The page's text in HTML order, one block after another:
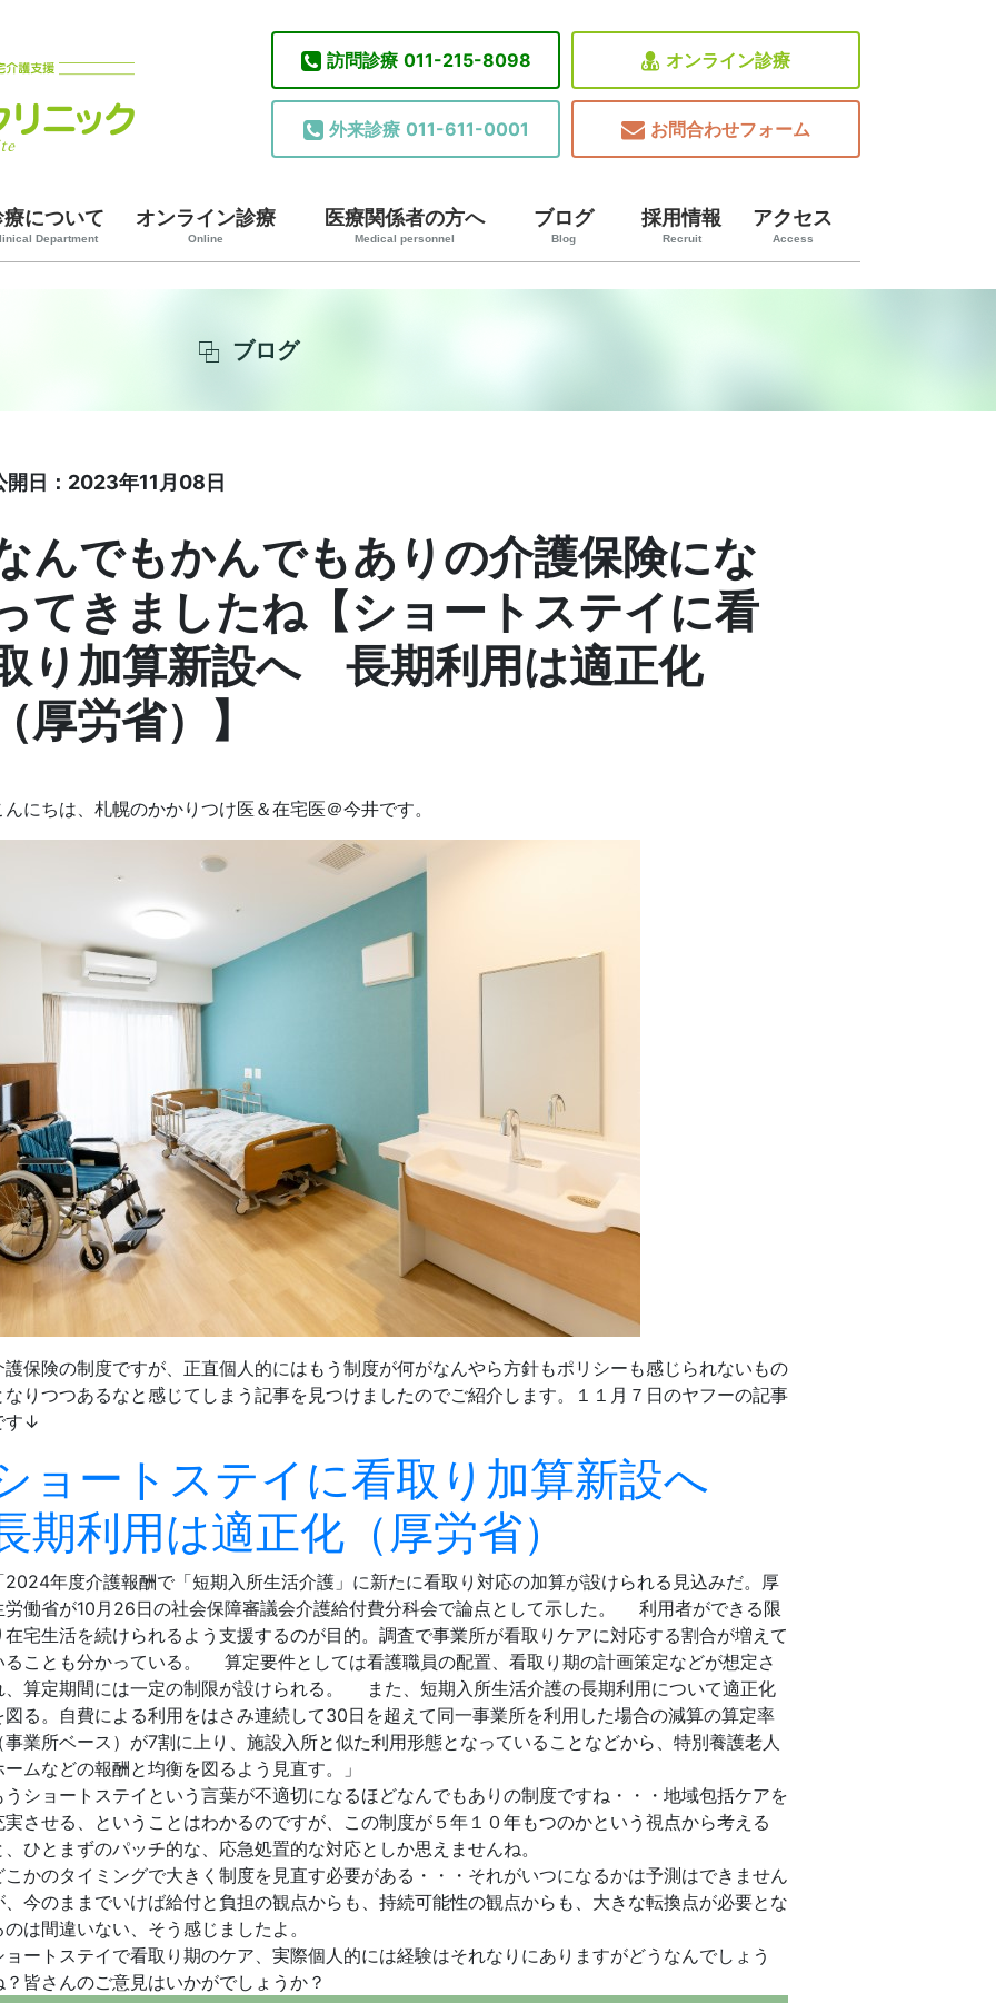
訪問診療 011-215-8098
外来診療 011-611-0001
オンライン診療
お問合わせフォーム
療について
Department
オンライン診療
Online
医療関係者の方へ
Medical personnel
ブログ
Blog
採用情報
Recruit
アクセス
Access
ブログ
開日：2023年11月08日
んでもかんでもありの介護保険にな
てきましたね【ショートステイに看
り加算新設へ 長期利用は適正化
厚労省）】
んにちは、札幌のかかりつけ医＆在宅医＠今井です。
護保険の制度ですが、正直個人的にはもう制度が何がなんやら方針もポリシーも感じられないもの
なりつつあるなと感じてしまう記事を見つけましたのでご紹介します。１１月７日のヤフーの記事
す↓
ョートステイに看取り加算新設へ
期利用は適正化（厚労省）
2024年度介護報酬で「短期入所生活介護」に新たに看取り対応の加算が設けられる見込みだ。厚
労働省が10月26日の社会保障審議会介護給付費分科会で論点として示した。 利用者ができる限
在宅生活を続けられるよう支援するのが目的。調査で事業所が看取りケアに対応する割合が増えて
ることも分かっている。 算定要件としては看護職員の配置、看取り期の計画策定などが想定さ
、算定期間には一定の制限が設けられる。 また、短期入所生活介護の長期利用について適正化
図る。自費による利用をはさみ連続して30日を超えて同一事業所を利用した場合の減算の算定率
事業所ベース）が7割に上り、施設入所と似た利用形態となっていることなどから、特別養護老人
ームなどの報酬と均衡を図るよう見直す。」
うショートステイという言葉が不適切になるほどなんでもありの制度ですね・・・地域包括ケアを
実させる、ということはわかるのですが、この制度が５年１０年もつのかという視点から考える
、ひとまずのパッチ的な、応急処置的な対応としか思えませんね。
こかのタイミングで大きく制度を見直す必要がある・・・それがいつになるかは予測はできません
、今のままでいけば給付と負担の観点からも、持続可能性の観点からも、大きな転換点が必要とな
のは間違いない、そう感じましたよ。
ョートステイで看取り期のケア、実際個人的には経験はそれなりにありますがどうなんでしょう
？皆さんのご意見はいかがでしょうか？